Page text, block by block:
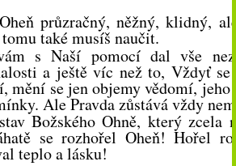
průzračný, něžný, klidný,
také musíš naučit.
s Naší pomocí dal vše
a ještě víc než to, Vždyť
mění se jen objemy vědomí, jeho
Ale Pravda zůstává vždy
BožskéhoOhně, který zcela
se rozhořel Oheň! Hořel
teplo a lásku!